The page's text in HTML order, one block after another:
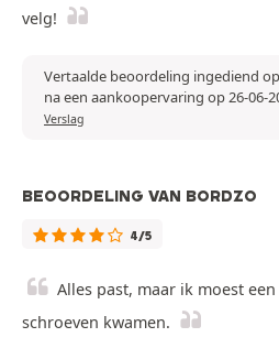
velg!
Vertaalde beoordeling ingediend
na een aankoopervaring op 26-06-
Verslag
BEOORDELING VAN BORDZO
4/5
Alles past, maar ik moest
schroeven kwamen.